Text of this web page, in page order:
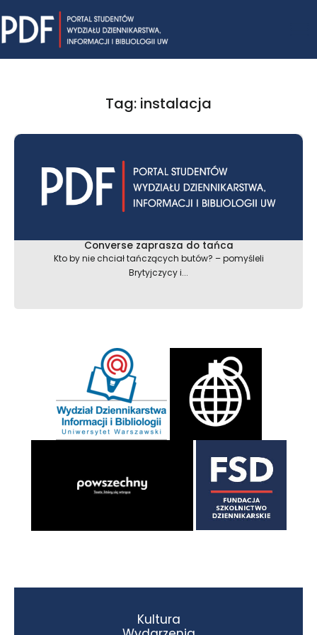
to
content
Tag: instalacja
Converse zaprasza do tańca
Kto by nie chciał tańczących butów? – pomyśleli
Brytyjczycy i...
Kultura